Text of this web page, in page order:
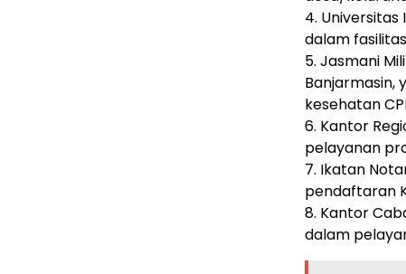
4.
dalam
5. Jasmani
Banjarmasin,
kesehatan
6. Kantor
pelayanan
7. Ikatan
pendaftaran
8. Kantor
dalam